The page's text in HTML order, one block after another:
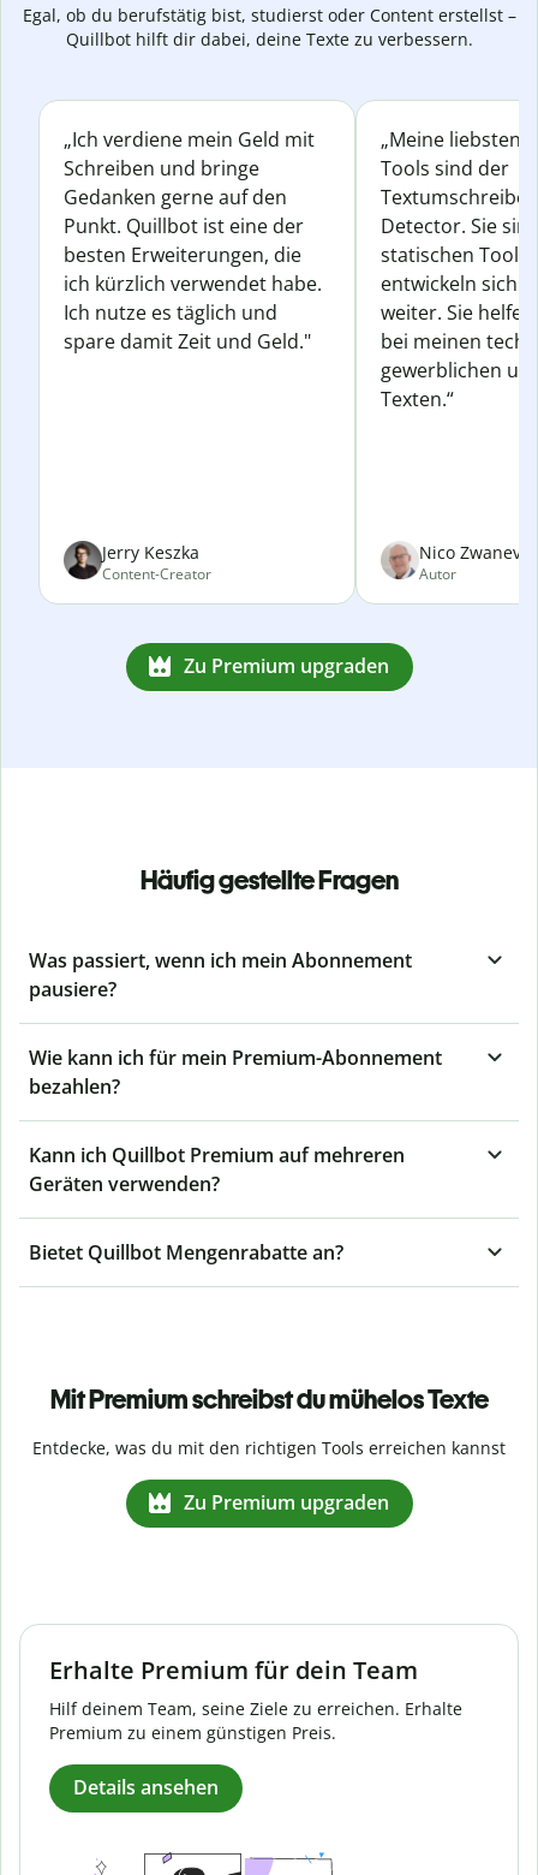
Egal, ob du berufstätig bist, studierst oder Content erstellst –
Quillbot hilft dir dabei, deine Texte zu verbessern.
„Ich verdiene mein Geld mit
Schreiben und bringe
Gedanken gerne auf den
Punkt. Quillbot ist eine der
besten Erweiterungen, die
ich kürzlich verwendet habe.
Ich nutze es täglich und
spare damit Zeit und Geld."
Jerry Keszka
Content-Creator
„Meine liebsten
Tools sind der
Detector. Sie
statischen
entwickeln sich
weiter. Sie
bei meinen
gewerblichen
Texten.“
Nico
Autor
Zu Premium upgraden
Häufig gestellte Fragen
Was passiert, wenn ich mein Abonnement
pausiere?
Wie kann ich für mein Premium-Abonnement
bezahlen?
Kann ich Quillbot Premium auf mehreren
Geräten verwenden?
Bietet Quillbot Mengenrabatte an?
Mit Premium schreibst du mühelos Texte
Entdecke, was du mit den richtigen Tools erreichen kannst
Zu Premium upgraden
Erhalte Premium für dein Team
Hilf deinem Team, seine Ziele zu erreichen. Erhalte
Premium zu einem günstigen Preis.
Details ansehen